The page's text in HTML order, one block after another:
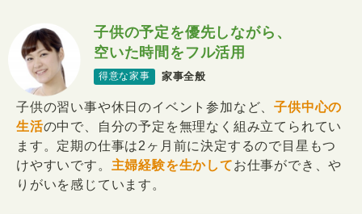
子供の予定を優先しながら、
空いた時間をフル活用
得意な家事 家事全般
子供の習い事や休日のイベント参加など、子供中心の
生活の中で、自分の予定を無理なく組み立てられてい
ます。定期の仕事は2ヶ月前に決定するので目星もつ
けやすいです。 主婦経験を生かしてお仕事ができ、や
りがいを感じています。